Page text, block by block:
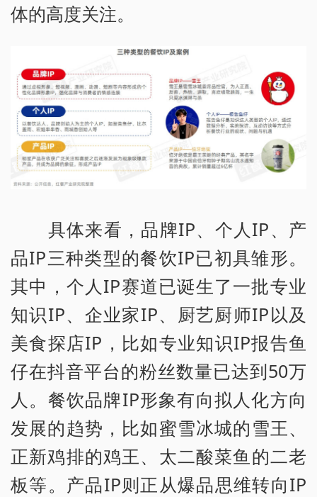
体的高度关注。
具体来看，品牌IP、个人IP、产
品IP三种类型的餐饮IP已初具雏形。
其中，个人IP赛道已诞生了一批专业
知识IP、企业家IP、厨艺厨师IP以及
美食探店IP，比如专业知识IP报告鱼
仔在抖音平台的粉丝数量已达到50万
人。餐饮品牌IP形象有向拟人化方向
发展的趋势，比如蜜雪冰城的雪王、
正新鸡排的鸡王、太二酸菜鱼的二老
板等。产品IP则正从爆品思维转向IP